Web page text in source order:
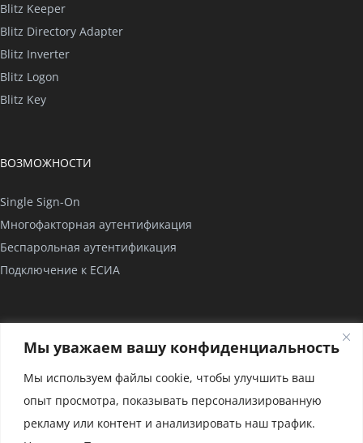
Мы уважаем вашу конфиденциальность
Мы используем файлы cookie, чтобы улучшить ваш
опыт просмотра, показывать персонализированную
рекламу или контент и анализировать наш трафик.
Blitz Keeper
Blitz Directory Adapter
Blitz Inverter
Blitz Logon
Blitz Key
ВОЗМОЖНОСТИ
Single Sign-On
Многофакторная аутентификация
Беспарольная аутентификация
Подключение к ЕСИА
О нас
Сертификаты